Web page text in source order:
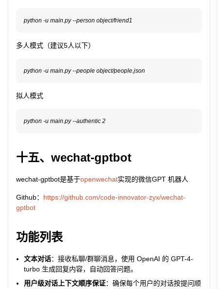
python -u main.py --person object/friend1
多人模式（建议5人以下）
python -u main.py --people object/people.json
拟人模式
python -u main.py --authentic 2
十五、wechat-gptbot
wechat-gptbot是基于openwechat实现的微信GPT 机器人
Github： https://github.com/code-innovator-zyx/wechat-
gptbot
功能列表
文本对话：接收私聊/群聊消息，使用 OpenAI 的 GPT-4-
turbo 生成回复内容，自动回答问题。
用户级对话上下文顺序保证：确保每个用户的对话按提问顺